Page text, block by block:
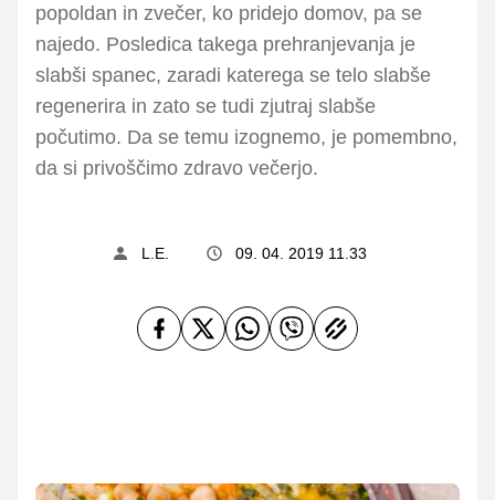
popoldan in zvečer, ko pridejo domov, pa se
najedo. Posledica takega prehranjevanja je
slabši spanec, zaradi katerega se telo slabše
regenerira in zato se tudi zjutraj slabše
počutimo. Da se temu izognemo, je pomembno,
da si privoščimo zdravo večerjo.
L.E. 09. 04. 2019 11.33